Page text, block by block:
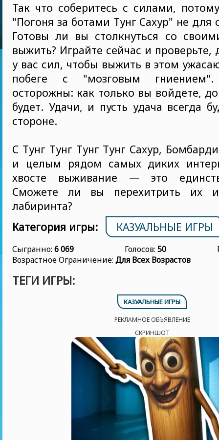
Так что соберитесь с силами,
"Погоня за ботами Тунг Сахур" не для
Готовы ли вы столкнуться со
выжить? Играйте сейчас и проверьте,
у вас сил, чтобы выжить в этом
побеге с "мозговым
осторожны: как только вы войдете,
будет. Удачи, и пусть удача всегда
стороне.
С Тунг Тунг Тунг Тунг Сахур,
и целым рядом самых диких
хвосте выживание — это
Сможете ли вы перехитрить их
лабиринта?
Категория игры:
КАЗУАЛЬНЫЕ ИГРЫ
Сыгранно: 6 069 Голосов: 50
Возрастное Ограничение: Для Всех Возрастов
ТЕГИ ИГРЫ:
КАЗУАЛЬНЫЕ ИГРЫ
РЕКЛАМНОЕ ОБЪЯВЛЕНИЕ
СКРИНШОТ